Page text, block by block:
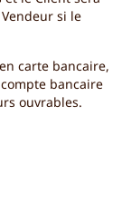
si le
carte bancaire,
bancaire
ouvrables.